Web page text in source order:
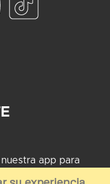
app para